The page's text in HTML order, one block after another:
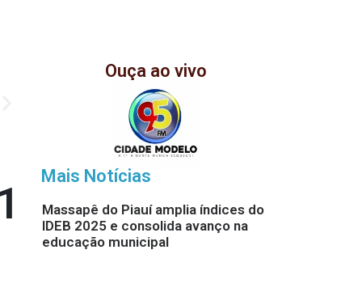
Ouça ao vivo
Mais Notícias
Massapê do Piauí amplia índices do
IDEB 2025 e consolida avanço na
educação municipal